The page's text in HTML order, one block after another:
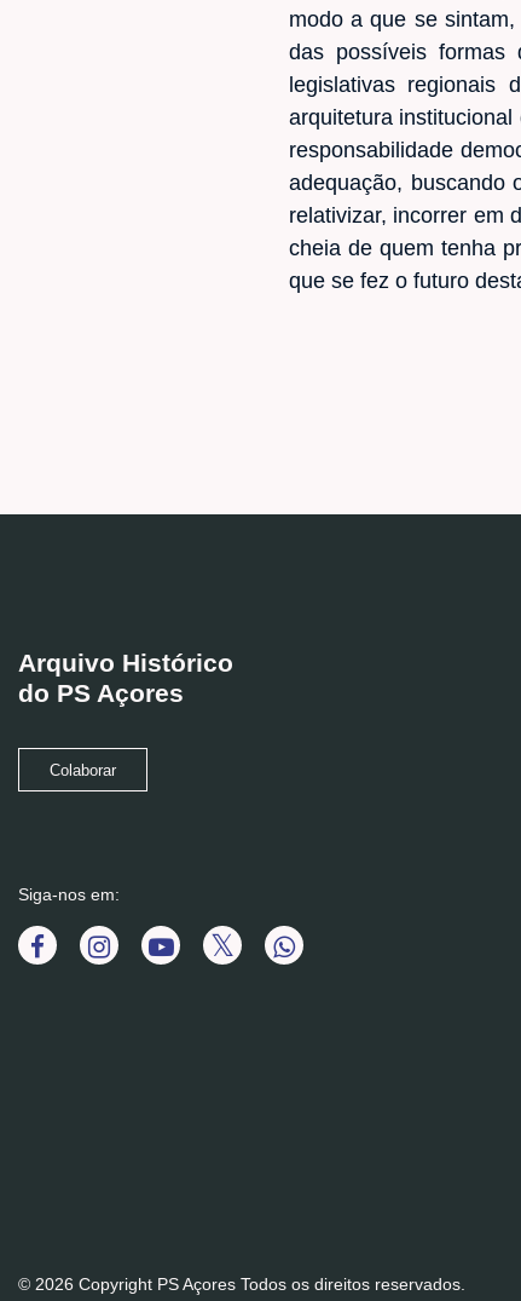
modo a que se
das possíveis formas
legislativas regionais
arquitetura
responsabilidade
adequação, buscando
relativizar, incorrer em
cheia de quem tenha
que se fez o futuro
Arquivo Histórico
do PS Açores
Colaborar
Siga-nos em:
© 2026 Copyright PS Açores Todos os direitos reservados.